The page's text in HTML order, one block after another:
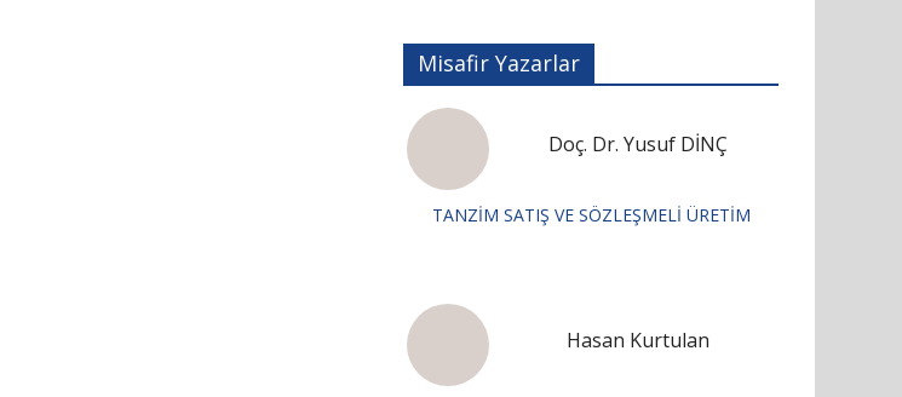
Misafir Yazarlar
Doç. Dr. Yusuf DİNÇ
TANZİM SATIŞ VE SÖZLEŞMELİ ÜRETİM
Hasan Kurtulan